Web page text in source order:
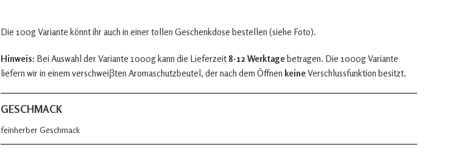
Die 100g Variante könnt ihr auch in einer tollen Geschenkdose bestellen (siehe Foto).
Hinweis: Bei Auswahl der Variante 1000g kann die Lieferzeit 8-12 Werktagebetragen. Die 1000g Variante
liefern wir in einem verschweiβten Aromaschutzbeutel, der nach dem Öffnen keineVerschlussfunktion besitzt.
GESCHMACK
feinherber Geschmack